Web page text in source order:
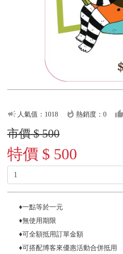
campaign 人氣值：1018 whatshot 熱銷度：0
市價 $ 500
特價 $ 500
♦一點等於一元
♦無使用期限
♦可全額抵用訂單金額
♦可搭配博客來優惠活動合併抵用